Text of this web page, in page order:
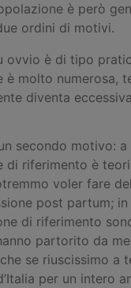
è però
ordini di motivi.
ovvio è di tipo
è molto numerosa,
diventa
secondo motivo: a
di riferimento è
voler fare
post partum;
di riferimento
partorito da
se riuscissimo a
per un intero